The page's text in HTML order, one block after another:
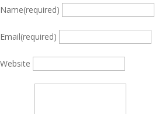
Name(required)
Email(required)
Website